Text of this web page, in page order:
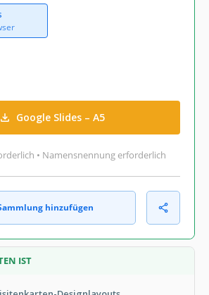
Google Slides – A5
• Namensnennung erforderlich
hinzufügen
IST